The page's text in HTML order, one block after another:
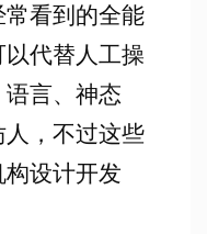
看到的全能
代替人工操
言、神态
，不过这些
设计开发